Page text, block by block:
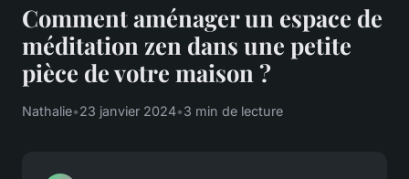
Comment aménager un espace de
méditation zen dans une petite
pièce de votre maison ?
Nathalie•23 janvier 2024•3 min de lecture